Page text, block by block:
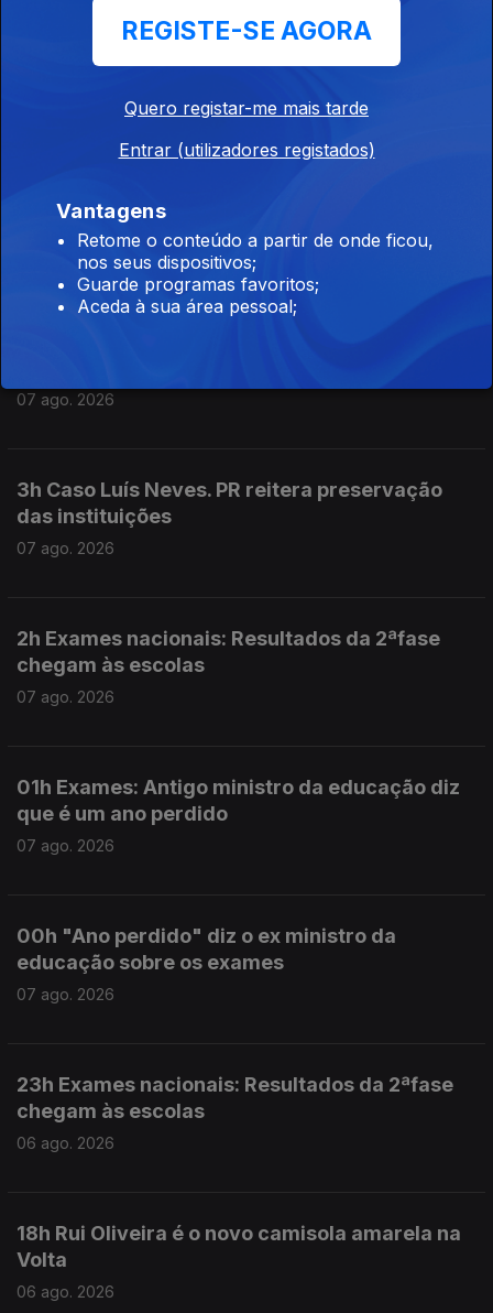
7h 7 mortos num tiroteio numa escola da
Tailândia
duradouras
07 ago. 2026
07 ago. 2026
3h Caso Luís Neves. PR reitera preservação
das instituições
07 ago. 2026
2h Exames nacionais: Resultados da 2ªfase
chegam às escolas
07 ago. 2026
01h Exames: Antigo ministro da educação diz
que é um ano perdido
07 ago. 2026
00h "Ano perdido" diz o ex ministro da
educação sobre os exames
07 ago. 2026
23h Exames nacionais: Resultados da 2ªfase
chegam às escolas
06 ago. 2026
18h Rui Oliveira é o novo camisola amarela na
Volta
06 ago. 2026
REGISTE-SE AGORA
Quero registar-me mais tarde
Entrar (utilizadores registados)
Vantagens
Retome o conteúdo a partir de onde ficou,
nos seus dispositivos;
Guarde programas favoritos;
Aceda à sua área pessoal;